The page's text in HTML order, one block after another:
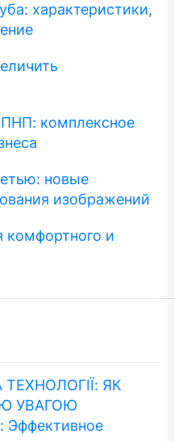
характеристики,
ПНП: комплексное
новые
изображений
комфортного и
ЯК
УВАГОЮ
Эффективное